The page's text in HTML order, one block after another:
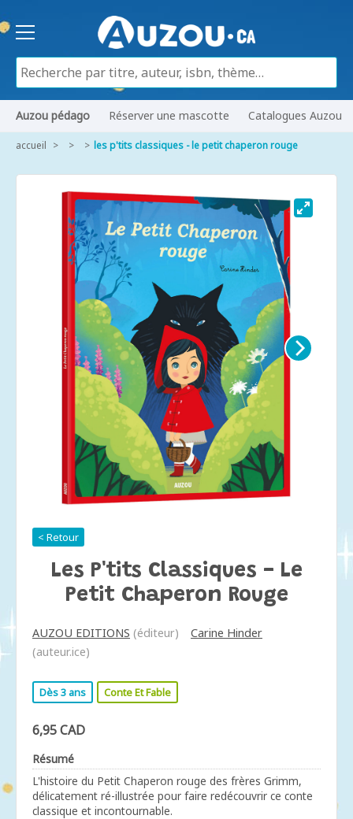
Auzou pédago Réserver une mascotte Catalogues Auzou
accueil les p'tits classiques - le petit chaperon rouge
< Retour
Les P'tits Classiques - Le
Petit Chaperon Rouge
AUZOU EDITIONS (éditeur)
Carine Hinder
(auteur.ice)
Dès 3 ans Conte Et Fable
6,95 CAD
Résumé
L'histoire du Petit Chaperon rouge des frères Grimm,
délicatement ré-illustrée pour faire redécouvrir ce conte
classique et incontournable.